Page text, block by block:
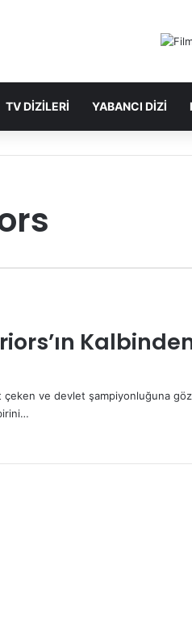
TV DIZILERI YABANCI DIZI
çeken ve devlet şampiyonluğuna